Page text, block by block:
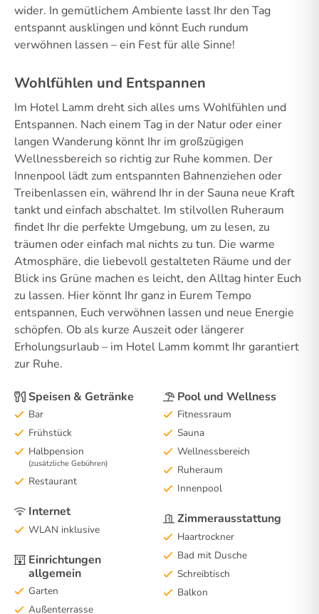
wider. In gemütlichem Ambiente lasst Ihr den Tag
entspannt ausklingen und könnt Euch rundum
verwöhnen lassen – ein Fest für alle Sinne!
Wohlfühlen und Entspannen
Im Hotel Lamm dreht sich alles ums Wohlfühlen und
Entspannen. Nach einem Tag in der Natur oder einer
langen Wanderung könnt Ihr im großzügigen
Wellnessbereich so richtig zur Ruhe kommen. Der
Innenpool lädt zum entspannten Bahnenziehen oder
Treibenlassen ein, während Ihr in der Sauna neue Kraft
tankt und einfach abschaltet. Im stilvollen Ruheraum
findet Ihr die perfekte Umgebung, um zu lesen, zu
träumen oder einfach mal nichts zu tun. Die warme
Atmosphäre, die liebevoll gestalteten Räume und der
Blick ins Grüne machen es leicht, den Alltag hinter Euch
zu lassen. Hier könnt Ihr ganz in Eurem Tempo
entspannen, Euch verwöhnen lassen und neue Energie
schöpfen. Ob als kurze Auszeit oder längerer
Erholungsurlaub – im Hotel Lamm kommt Ihr garantiert
zur Ruhe.
Speisen & Getränke
Bar
Frühstück
Halbpension
(zusätzliche Gebühren)
Restaurant
Internet
WLAN inklusive
Einrichtungen
allgemein
Garten
Außenterrasse
Pool und Wellness
Fitnessraum
Sauna
Wellnessbereich
Ruheraum
Innenpool
Zimmerausstattung
Haartrockner
Bad mit Dusche
Schreibtisch
Balkon